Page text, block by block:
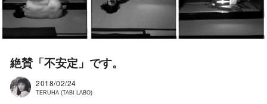
絶賛「不安定」です。
2018/02/24
TERUHA (TABI LABO)